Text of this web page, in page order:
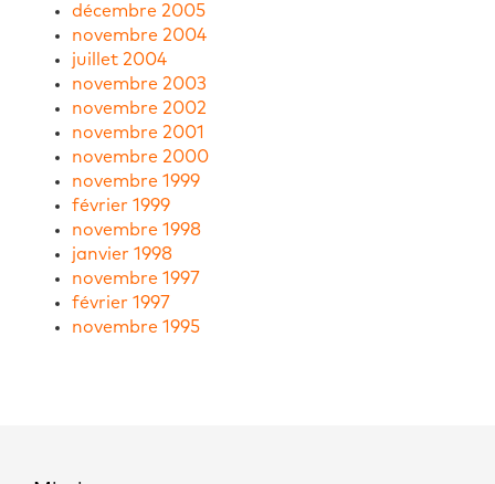
décembre 2005
novembre 2004
juillet 2004
novembre 2003
novembre 2002
novembre 2001
novembre 2000
novembre 1999
février 1999
novembre 1998
janvier 1998
novembre 1997
février 1997
novembre 1995